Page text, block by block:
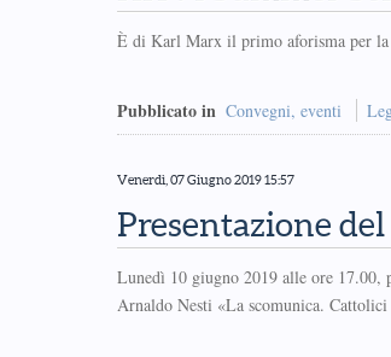
È di Karl Marx il primo aforisma per
Pubblicato in Convegni, eventi
Venerdì, 07 Giugno 2019 15:57
Presentazione
Lunedì 10 giugno 2019 alle ore 17.00,
Arnaldo Nesti «La scomunica.